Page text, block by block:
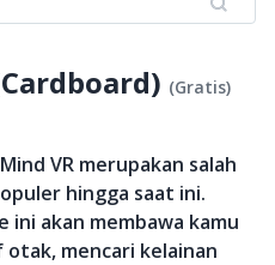
(Gratis)
VR merupakan salah
hingga saat ini.
ini akan membawa kamu
mencari kelainan